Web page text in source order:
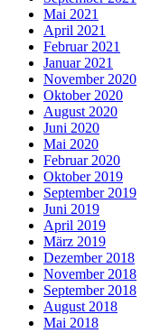
Mai 2021
April 2021
Februar 2021
Januar 2021
November 2020
Oktober 2020
August 2020
Juni 2020
Mai 2020
Februar 2020
Oktober 2019
September 2019
Juni 2019
April 2019
März 2019
Dezember 2018
November 2018
September 2018
August 2018
Mai 2018